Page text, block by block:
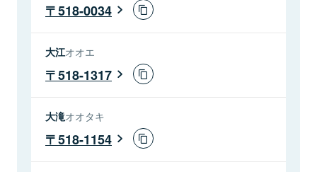
518-0034
大江オオエ
518-1317
大滝オオタキ
518-1154